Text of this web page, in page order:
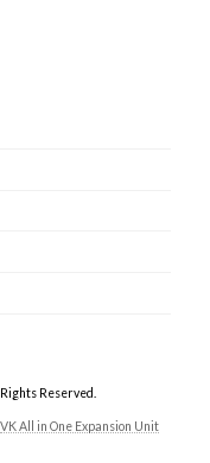
Reserved.
VK All in One Expansion Unit